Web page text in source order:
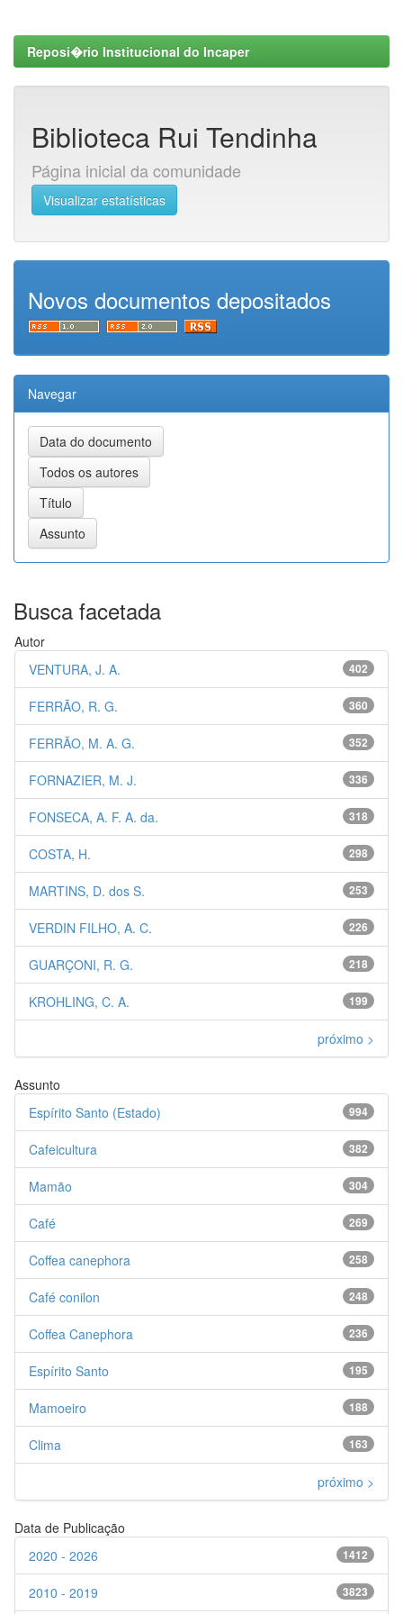
Reposi�rio Institucional do Incaper
Biblioteca Rui Tendinha
Página inicial da comunidade
Visualizar estatísticas
Novos documentos depositados
Navegar
Busca facetada
Autor
402
VENTURA, J. A.
360
FERRÃO, R. G.
352
FERRÃO, M. A. G.
336
FORNAZIER, M. J.
318
FONSECA, A. F. A. da.
298
COSTA, H.
253
MARTINS, D. dos S.
226
VERDIN FILHO, A. C.
218
GUARÇONI, R. G.
199
KROHLING, C. A.
próximo >
Assunto
994
Espírito Santo (Estado)
382
Cafeicultura
304
Mamão
269
Café
258
Coffea canephora
248
Café conilon
236
Coffea Canephora
195
Espírito Santo
188
Mamoeiro
163
Clima
próximo >
Data de Publicação
1412
2020 - 2026
3823
2010 - 2019